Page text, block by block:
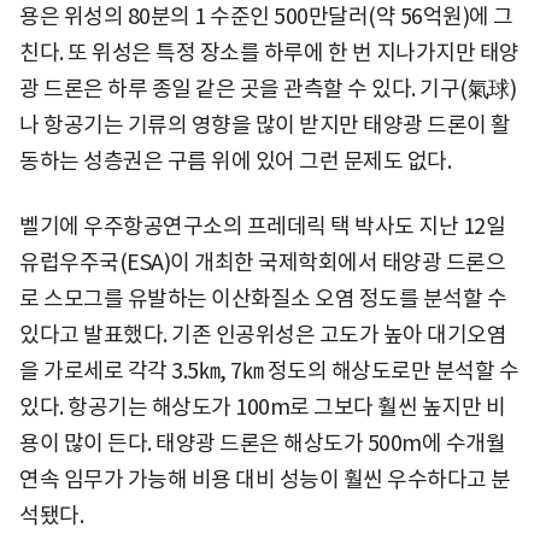
용은 위성의 80분의 1 수준인 500만달러(약 56억원)에 그
친다. 또 위성은 특정 장소를 하루에 한 번 지나가지만 태양
광 드론은 하루 종일 같은 곳을 관측할 수 있다. 기구(氣球)
나 항공기는 기류의 영향을 많이 받지만 태양광 드론이 활
동하는 성층권은 구름 위에 있어 그런 문제도 없다.
벨기에 우주항공연구소의 프레데릭 택 박사도 지난 12일
유럽우주국(ESA)이 개최한 국제학회에서 태양광 드론으
로 스모그를 유발하는 이산화질소 오염 정도를 분석할 수
있다고 발표했다. 기존 인공위성은 고도가 높아 대기오염
을 가로세로 각각 3.5㎞, 7㎞ 정도의 해상도로만 분석할 수
있다. 항공기는 해상도가 100m로 그보다 훨씬 높지만 비
용이 많이 든다. 태양광 드론은 해상도가 500m에 수개월
연속 임무가 가능해 비용 대비 성능이 훨씬 우수하다고 분
석됐다.